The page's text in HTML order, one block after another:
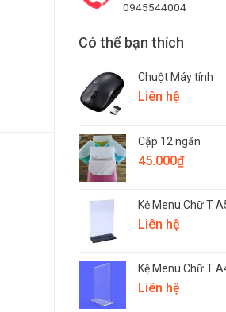
0945544004
Có thể bạn thích
Chuột Máy tính
Liên hệ
Cặp 12 ngăn
45.000₫
Kệ Menu Chữ T
Liên hệ
Kệ Menu Chữ T
Liên hệ